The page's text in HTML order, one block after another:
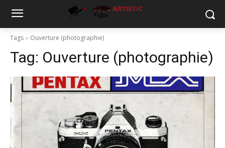
Tags Ouverture (photographie)
Tag: Ouverture (photographie)